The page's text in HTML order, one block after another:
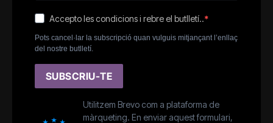
Accepto les condicions i rebre el butlletí..
Pots cancel·lar la subscripció quan vulguis mitjançant l’enllaç
del nostre butlletí.
SUBSCRIU-TE
Utilitzem Brevo com a plataforma de
màrqueting. En enviar aquest formulari,